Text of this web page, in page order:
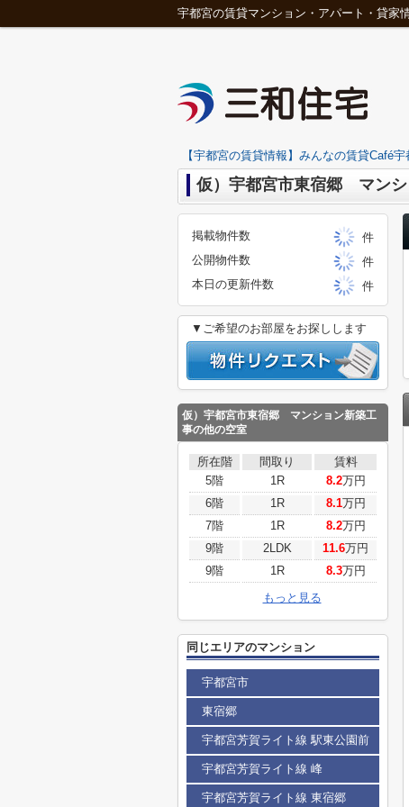
宇都宮の賃貸マンション・アパート・貸家
【宇都宮の賃貸情報】みんなの賃貸Café
仮）宇都宮市東宿郷 マンシ
掲載物件数
件
公開物件数
件
本日の更新件数
件
▼ご希望のお部屋をお探しします
仮）宇都宮市東宿郷 マンション新築工
事の他の空室
所在階 間取り
賃料
5階
1R 8.2万円
6階
1R 8.1万円
7階
1R 8.2万円
9階
2LDK 11.6万円
9階
1R 8.3万円
もっと見る
同じエリアのマンション
宇都宮市
東宿郷
宇都宮芳賀ライト線 駅東公園前
宇都宮芳賀ライト線 峰
宇都宮芳賀ライト線 東宿郷